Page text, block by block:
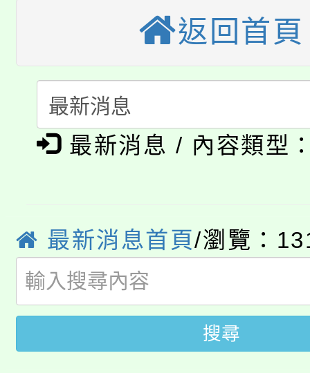
車」活動
桃園市115學年度學生
生本土語及新住民語歌
公告本校115學年度第
代理(課)教師甄選結果(
公告本校115學年度第
代理(課)教師甄選結果(
轉知中國文化大學推廣
《TA101》溝通分析基
心理、諮商輔導、社會
系所師生報名參加。
淨零綠生活教案入校路
程
學籍身 分審查程序及
版
淨零綠領人才培育課程
公告本校115學年度第
代理(課)教師甄選結果
「2026金融保險知識
桃園市115學年度學生
返回首頁
最新消息 / 內容類型
最新消息首頁/瀏覽：
搜尋